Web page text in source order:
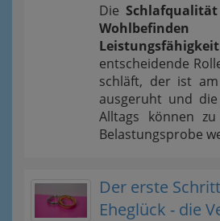
Die Schlafqualität
Leistungsfähigkeit
entscheidende
schläft, der ist
ausgeruht und
Alltags können
Belastungsprobe
Der erste
Eheglück - die